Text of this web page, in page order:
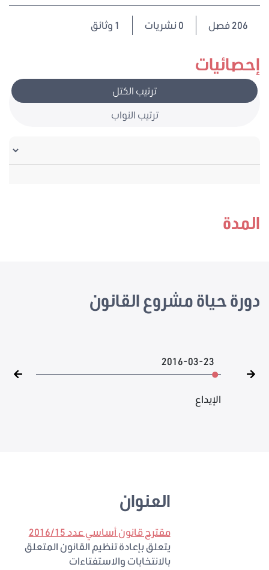
إحصائيات
ترتيب الكتل
ترتيب النواب
206فصل 0 نشريات 1 وثائق
المدة
دورة حياة مشروع القانون
2016-03-23
الإيداع
العنوان
مقترح قانون أساسي عدد 2016/15
يتعلق بإعادة تنظيم القانون المتعلق
بالانتخابات والاستفتاءات